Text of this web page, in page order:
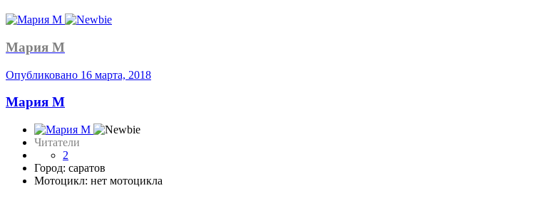
Мария М
Опубликовано 16 марта, 2018
Мария М
Читатели
2
Город: саратов
Мотоцикл: нет мотоцикла